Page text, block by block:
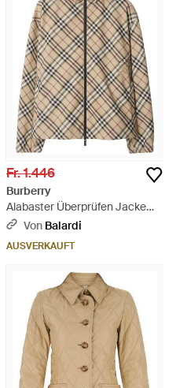
Fr. 1.446
Burberry
Alabaster Überprüfen Jacke
Mit Kapuze - Braun
Von Balardi
AUSVERKAUFT